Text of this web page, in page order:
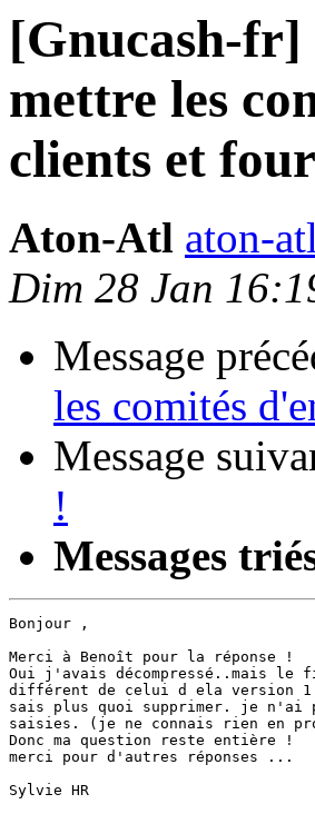
[Gnucash-fr]
mettre les
clients et
Aton-Atl aton-
Dim 28 Jan
Message
les comités
Message
!
Messages
Bonjour ,
Merci à Benoît pour la réponse !
Oui j'avais décompressé..mais le
différent de celui d ela version
sais plus quoi supprimer. je n'ai
saisies. (je ne connais rien en
Donc ma question reste entière !
merci pour d'autres réponses ...
Sylvie HR